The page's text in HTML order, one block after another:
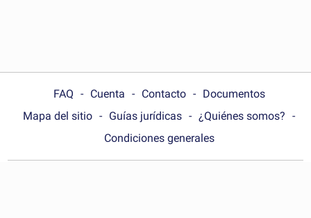
FAQ Cuenta Contacto
Documentos
Mapa del sitio
Guías jurídicas
¿Quiénes somos?
Condiciones generales